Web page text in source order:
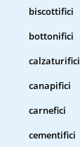
biscottifici
bottonifici
calzaturifici
canapifici
carnefici
cementifici